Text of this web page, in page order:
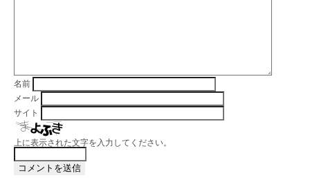
名前
メール
サイト
上に表示された文字を入力してください。